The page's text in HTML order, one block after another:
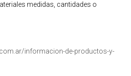
medidas, cantidades o
informacion-de-productos-y-